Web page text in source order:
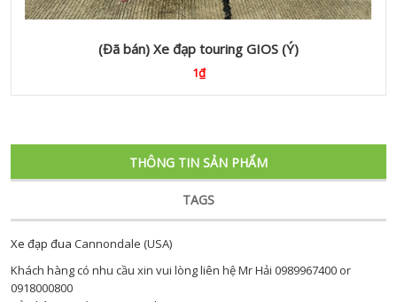
(Đã bán) Xe đạp touring GIOS (Ý)
1₫
THÔNG TIN SẢN PHẨM
TAGS
Xe đạp đua Cannondale (USA)
Khách hàng có nhu cầu xin vui lòng liên hệ Mr Hải 0989967400 or
0918000800